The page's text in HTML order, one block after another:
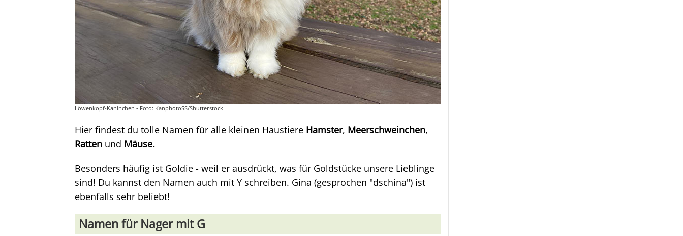
Löwenkopf-Kaninchen - Foto: KanphotoSS/Shutterstock
Hier findest du tolle Namen für alle kleinen Haustiere Hamster, Meerschweinchen,
Ratten und Mäuse.
Besonders häufig ist Goldie - weil er ausdrückt, was für Goldstücke unsere Lieblinge
sind! Du kannst den Namen auch mit Y schreiben. Gina (gesprochen "dschina") ist
ebenfalls sehr beliebt!
Namen für Nager mit G